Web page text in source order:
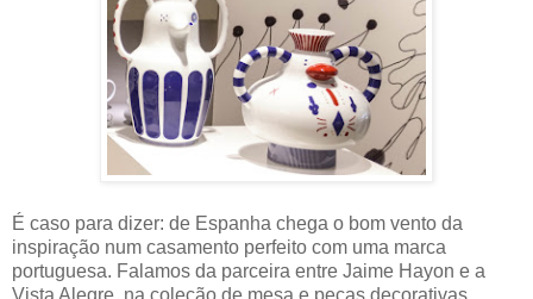
É caso para dizer: de Espanha chega o bom vento da
inspiração num casamento perfeito com uma marca
portuguesa. Falamos da parceira entre Jaime Hayon e a